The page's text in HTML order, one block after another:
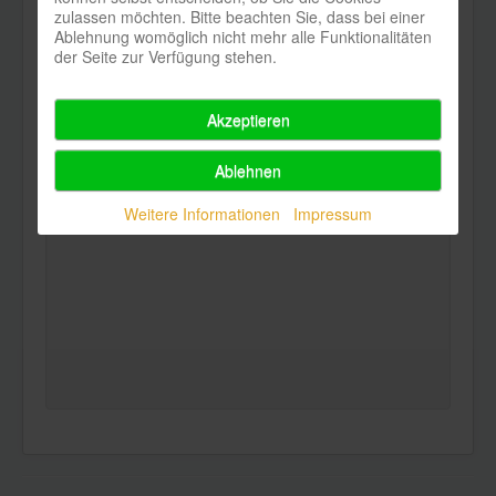
zulassen möchten. Bitte beachten Sie, dass bei einer
Ablehnung womöglich nicht mehr alle Funktionalitäten
der Seite zur Verfügung stehen.
Akzeptieren
Ablehnen
Weitere Informationen
Impressum